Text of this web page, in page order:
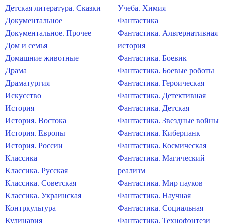
Детская литература. Сказки
Документальное
Документальное. Прочее
Дом и семья
Домашние животные
Драма
Драматургия
Искусство
История
История. Востока
История. Европы
История. России
Классика
Классика. Русская
Классика. Советская
Классика. Украинская
Контркультура
Кулинария
Учеба. Химия
Фантастика
Фантастика. Альтернативная
история
Фантастика. Боевик
Фантастика. Боевые роботы
Фантастика. Героическая
Фантастика. Детективная
Фантастика. Детская
Фантастика. Звездные войны
Фантастика. Киберпанк
Фантастика. Космическая
Фантастика. Магический
реализм
Фантастика. Мир пауков
Фантастика. Научная
Фантастика. Социальная
Фантастика. Технофэнтези